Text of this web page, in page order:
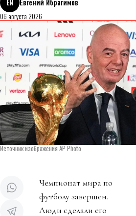
ЕИ
Евгений Ибрагимов
06 августа 2026
Источник изображения AP Photo
Чемпионат мира по
футболу завершен.
Люди сделали его